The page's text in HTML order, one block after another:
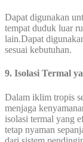
Dapat digunakan
tempat duduk luar
lain.Dapat
sesuai kebutuhan.
9. Isolasi Termal
Dalam iklim tropis
menjaga
isolasi termal yang
tetap nyaman